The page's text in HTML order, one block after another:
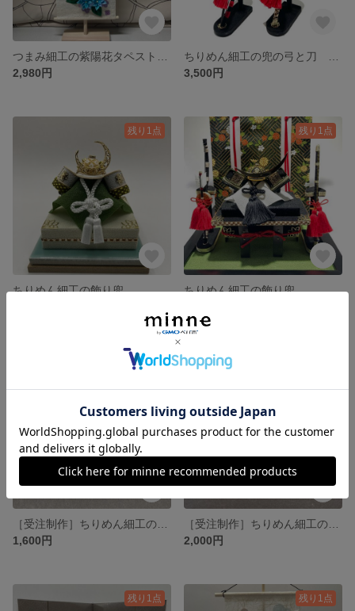
2,980円
3,500円
残り1点
ちりめん細工の飾り兜
残り1点
ちりめん細工の飾り兜
1,600円
2,000円
残り1点 残り1点